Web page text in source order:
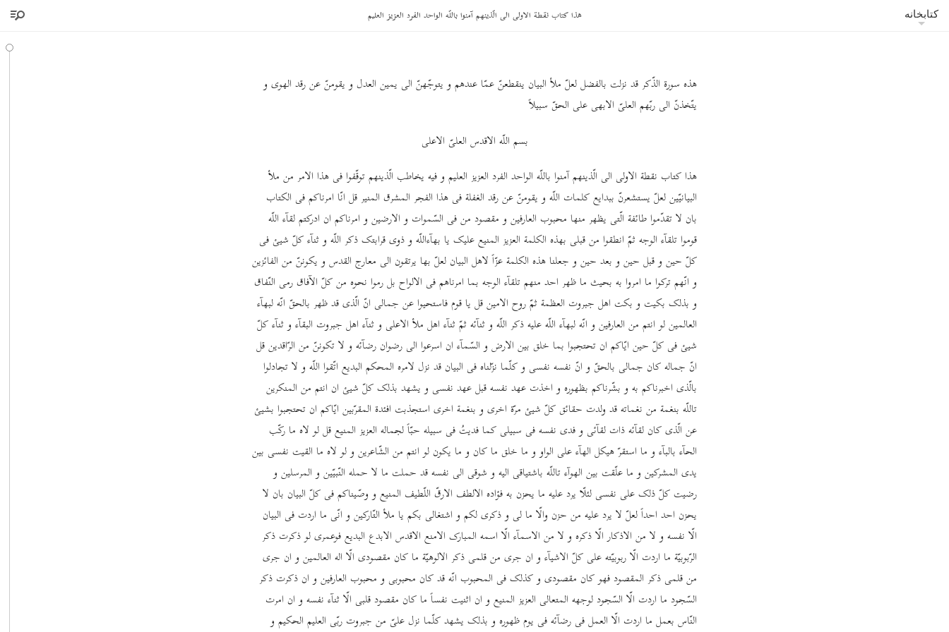
کتابخانه هذا کتاب نقطة الاولی الی الّذینهم آمنوا باللّه الواحد الفرد العزیز العلیم
هذه سورة الذّکر قد نزلت بالفضل لعلّ ملأ البیان ینقطعنّ عمّا عندهم و یتوجّهنّ الی یمین العدل و یقومنّ عن رقد الهوی و
یتّخذنّ الی ربّهم العلیّ الابهی علی الحقّ سبیلاً
بسم اللّه الاقدس العلیّ الاعلی
هذا کتاب نقطة الاولی الی الّذینهم آمنوا باللّه الواحد الفرد العزیز العلیم و فیه یخاطب الّذینهم توقّفوا فی هذا الامر من ملأ
البیانیّین لعلّ یستشعرنّ ببدایع کلمات اللّه و یقومنّ عن رقد الغفلة فی هذا الفجر المشرق المنیر قل انّا امرناکم فی الکتاب
بان لا تقدّموا طائفة الّتی یظهر منها محبوب العارفین و مقصود من فی السّموات و الارضین و امرناکم ان ادرکتم لقآء اللّه
قوموا تلقآء الوجه ثمّ انطقوا من قبلی بهذه الکلمة العزیز المنیع علیک یا بهآءاللّه و ذوی قرابتک ذکر اللّه و ثنآء کلّ شیئ فی
کلّ حین و قبل حین و بعد حین و جعلنا هذه الکلمة عزّاً لاهل البیان لعلّ بها یرتقون الی معارج القدس و یکوننّ من الفائزین
و انّهم ترکوا ما امروا به بحیث ما ظهر احد منهم تلقآء الوجه بما امرناهم فی الالواح بل رموا نحوه من کلّ الآفاق رمی النّفاق
و بذلک بکیت و بکت اهل جبروت العظمة ثمّ روح الامین قل یا قوم فاستحیوا عن جمالی انّ الّذی قد ظهر بالحقّ انّه لبهآء
العالمین لو انتم من العارفین و انّه لبهآء اللّه علیه ذکر اللّه و ثنآئه ثمّ ثنآء اهل ملأ الاعلی و ثنآء اهل جبروت البقآء و ثنآء کلّ
شیئ فی کلّ حین ایّاکم ان تحتجبوا بما خلق بین الارض و السّمآء ان اسرعوا الی رضوان رضآئه و لا تکوننّ من الرّاقدین قل
انّ جماله کان جمالی بالحقّ و انّ نفسه نفسی و کلّما نزّلناه فی البیان قد نزل لامره المحکم البدیع اتّقوا اللّه و لا تجادلوا
بالّذی اخبرناکم به و بشّرناکم بظهوره و اخذت عهد نفسه قبل عهد نفسی و یشهد بذلک کلّ شیئ ان انتم من المنکرین
تاللّه بنغمة من نغماته قد ولدت حقائق کلّ شیئ مرّة اخری و بنغمة اخری استجذبت افئدة المقرّبین ایّاکم ان تحتجبوا بشیئ
عن الّذی کان لقآئه ذات لقآئی و فدی نفسه فی سبیلی کما فدیتُ فی سبیله حبّاً لجماله العزیز المنیع قل لو لاه ما رکّب
الحآء بالبآء و ما استقرّ هیکل الهآء علی الواو و ما خلق ما کان و ما یکون لو انتم من الشّاعرین و لو لاه ما القیت نفسی بین
یدی المشرکین و ما علّقت بین الهوآء تاللّه باشتیاقی الیه و شوقی الی نفسه قد حملت ما لا حمله النّبیّین و المرسلین و
رضیت کلّ ذلک علی نفسی لئلّا یرد علیه ما یحزن به فؤاده الالطف الارقّ اللّطیف المنیع و وصّیناکم فی کلّ البیان بان لا
یحزن احد احداً لعلّ لا یرد علیه من حزن والّا ما لی و ذکری لکم و اشتغالی بکم یا ملأ التّارکین و انّی ما اردت فی البیان
الّا نفسه و لا من الاذکار الّا ذکره و لا من الاسمآء الّا اسمه المبارک الامنع الاقدس الابدع البدیع فوعمری لو ذکرت ذکر
الرّبوبیّة ما اردت الّا ربوبیّته علی کلّ الاشیآء و ان جری من قلمی ذکر الالوهیّة ما کان مقصودی الّا اله العالمین و ان جری
من قلمی ذکر المقصود فهو کان مقصودی و کذلک فی المحبوب انّه قد کان محبوبی و محبوب العارفین و ان ذکرت ذکر
السّجود ما اردت الّا السّجود لوجهه المتعالی العزیز المنیع و ان اثنیت نفساً ما کان مقصود قلبی الّا ثنآء نفسه و ان امرت
النّاس بعمل ما اردت الّا العمل فی رضآئه فی یوم ظهوره و بذلک یشهد کلّما نزل علیّ من جبروت ربّی العلیم الحکیم و